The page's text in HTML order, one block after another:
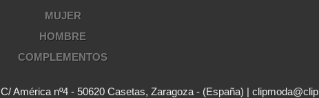
MUJER
HOMBRE
COMPLEMENTOS
C/ América nº4 - 50620 Casetas, Zaragoza - (España) |